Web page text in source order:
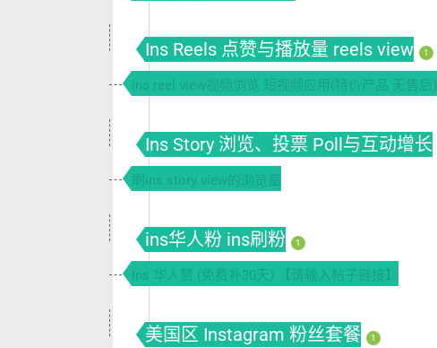
Ins Reels 点赞与播放量 reels view 1
ins reel view视频浏览 短视频应用(特价产品 无售后)
Ins Story 浏览、投票 Poll与互动增长
刷ins story view的浏览量
ins华人粉 ins刷粉 1
Ins 华人赞 (免费补30天) 【请输入帖子链接】
美国区 Instagram 粉丝套餐 1